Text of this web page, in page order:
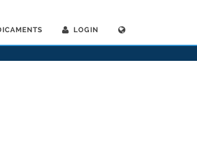
LOGIN
>Généralistes>Samedan>Dr. Gian B. Bieler